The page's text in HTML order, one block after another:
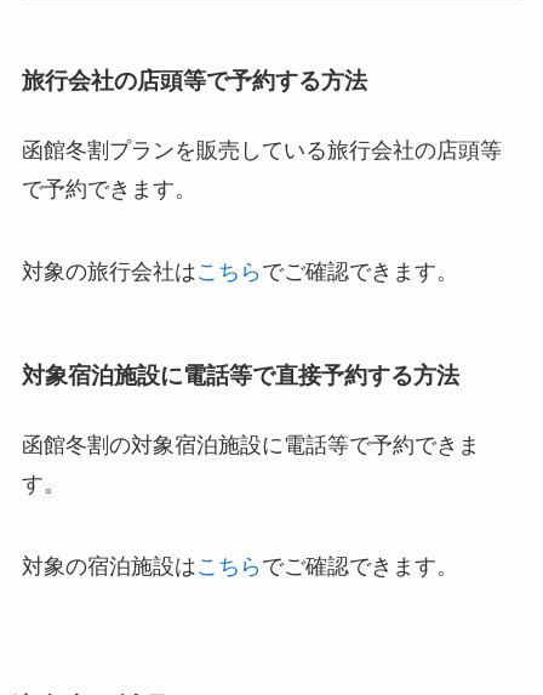
旅行会社の店頭等で予約する方法
函館冬割プランを販売している旅行会社の店頭等
で予約できます。
対象の旅行会社はこちら でご確認できます。
対象宿泊施設に電話等で直接予約する方法
函館冬割の対象宿泊施設に電話等で予約できま
す。
対象の宿泊施設はこちら でご確認できます。